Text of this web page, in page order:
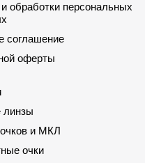
обработки персональных
соглашение
оферты
линзы
и МКЛ
очки